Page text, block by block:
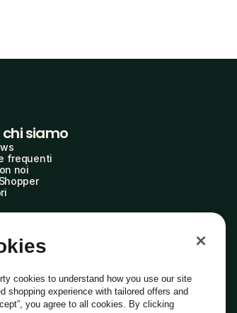
chi siamo
frequenti
noi
cookies to understand how you use our site
shopping experience with tailored offers and
you agree to all cookies. By clicking